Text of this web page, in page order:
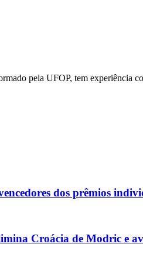
pela UFOP, tem experiência
dos prêmios
Croácia de Modric e